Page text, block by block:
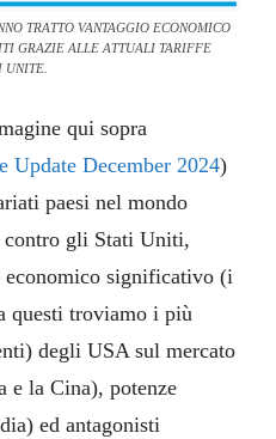
TRATTO VANTAGGIO ECONOMICO
GRAZIE ALLE ATTUALI TARIFFE
UNITE.
qui sopra
Update December 2024)
paesi nel mondo
gli Stati Uniti,
economico significativo (i
questi troviamo i più
degli USA sul mercato
e la Cina), potenze
ed antagonisti